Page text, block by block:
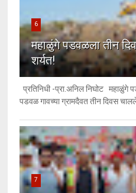
6
महाळुंगे पडवळला तीन
शर्यत!
प्रतिनिधी -प्रा.अनिल निघोट
पडवळ गावच्या ग्रामदैवत तीन दिवस
7